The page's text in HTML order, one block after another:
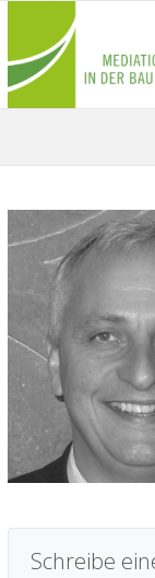
Schreibe